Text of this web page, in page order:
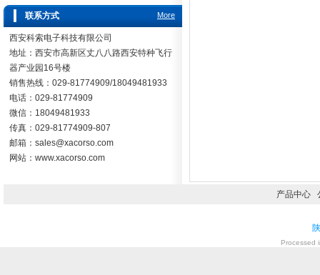
More
联系方式
西安科索电子科技有限公司
地址：西安市高新区丈八八路西安特种飞行
器产业园16号楼
销售热线：029-81774909/18049481933
电话：029-81774909
微信：18049481933
传真：029-81774909-807
邮箱：sales@xacorso.com
网站：www.xacorso.com
产品中心
Processed